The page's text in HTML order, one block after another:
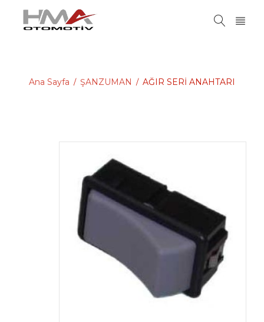
Ana Sayfa / ŞANZUMAN / AĞIR SERİ ANAHTARI